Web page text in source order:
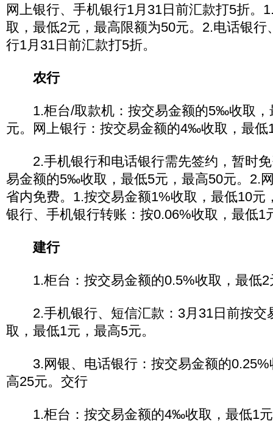
网上银行、手机银行1月31日前汇款打5折。
取，最低2元，最高限额为50元。2.电话银行
行1月31日前汇款打5折。
农行
1.柜台/取款机：按交易金额的5‰收取，
元。网上银行：按交易金额的4‰收取，最低
2.手机银行和电话银行需先签约，暂时免
易金额的5‰收取，最低5元，最高50元。2.
省内免费。1.按交易金额1%收取，最低10元
银行、手机银行转账：按0.06%收取，最低1
建行
1.柜台：按交易金额的0.5%收取，最低2
2.手机银行、短信汇款：3月31日前按交
取，最低1元，最高5元。
3.网银、电话银行：按交易金额的0.25%
高25元。交行
1.柜台：按交易金额的4‰收取，最低1元